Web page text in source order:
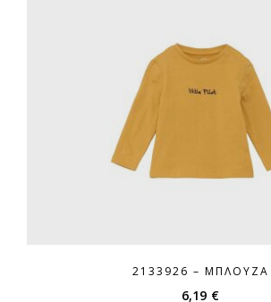
2133926 – ΜΠΛΟΎΖΑ
6,19 €